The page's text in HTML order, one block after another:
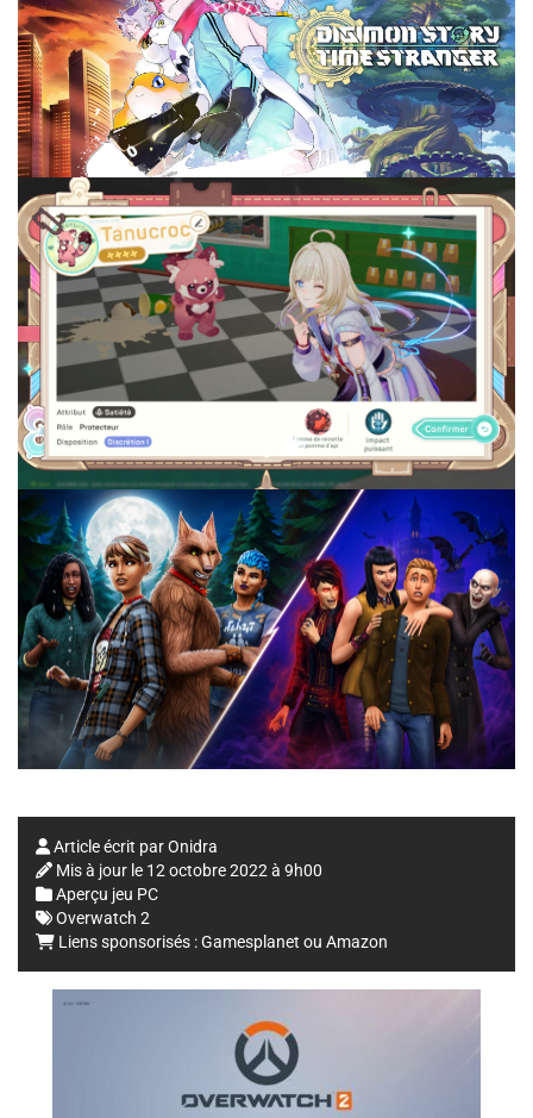
Article écrit parOnidra
Mis à jour le 12 octobre 2022 à 9h00
Aperçu jeu PC
Overwatch 2
Liens sponsorisés :Gamesplanet ou Amazon